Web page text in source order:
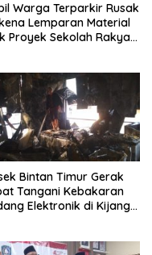
Warga Terparkir Rusak
Lemparan Material
Proyek Sekolah Rakyat
Bintan Timur Gerak
Tangani Kebakaran
Elektronik di Kijang